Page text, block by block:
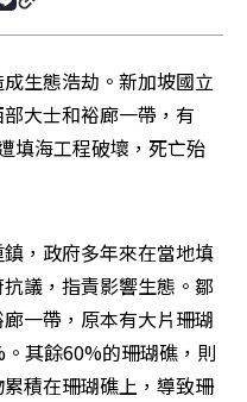
生態浩劫。新加坡國立
大士和裕廊一帶，有
填海工程破壞，死亡殆
，政府多年來在當地填
議，指責影響生態。鄒
一帶，原本有大片珊瑚
其餘60%的珊瑚礁，則
積在珊瑚礁上，導致珊